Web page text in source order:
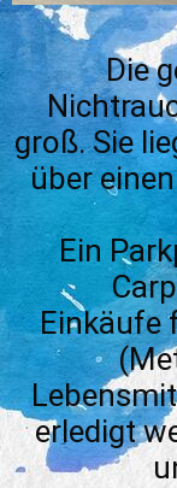
Die
groß. Sie
über
Ein
Einkäufe
erledigt